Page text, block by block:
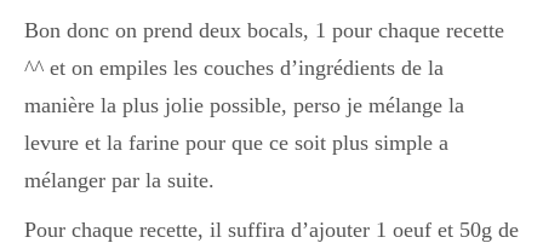
apéro
Halloween
Bon donc on prend deux bocals, 1 pour chaque recette
^^ et on empiles les couches d’ingrédients de la
manière la plus jolie possible, perso je mélange la
levure et la farine pour que ce soit plus simple a
mélanger par la suite.
Pour chaque recette, il suffira d’ajouter 1 oeuf et 50g de